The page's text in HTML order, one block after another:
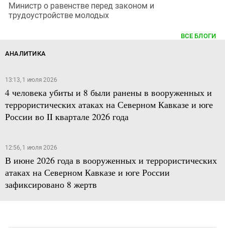
Министр о равенстве перед законом и
трудоустройстве молодых
ВСЕ БЛОГИ
АНАЛИТИКА
13:13, 1 июля 2026
4 человека убиты и 8 были ранены в вооруженных и
террористических атаках на Северном Кавказе и юге
России во II квартале 2026 года
12:56, 1 июля 2026
В июне 2026 года в вооруженных и террористических
атаках на Северном Кавказе и юге России
зафиксировано 8 жертв